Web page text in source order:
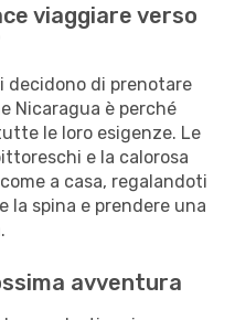
viaggiare verso
di prenotare
Nicaragua è perché
le loro esigenze. Le
e la calorosa
a casa, regalandoti
la spina e prendere una
avventura